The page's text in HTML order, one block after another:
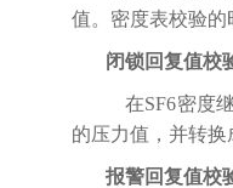
值。密度表校验
闭锁回复值校
在SF6密度
的压力值，并转
报警回复值校